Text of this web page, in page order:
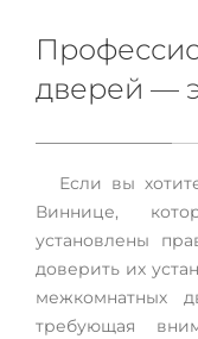
дверей —
Если вы
Виннице,
установлены
доверить их
межкомнатных
требующая